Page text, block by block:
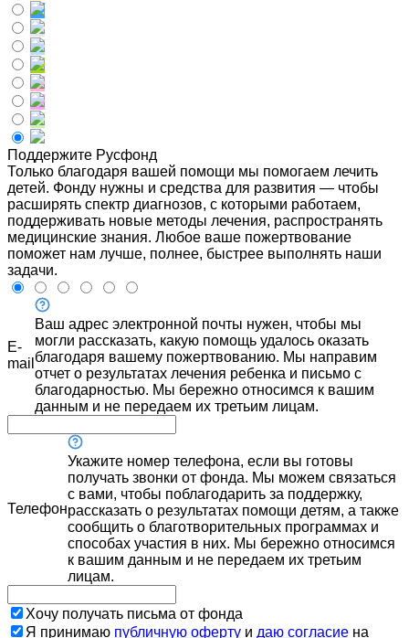
Поддержите Русфонд
Только благодаря вашей помощи мы помогаем лечить
детей. Фонду нужны и средства для развития — чтобы
расширять спектр диагнозов, с которыми работаем,
поддерживать новые методы лечения, распространять
медицинские знания. Любое ваше пожертвование
поможет нам лучше, полнее, быстрее выполнять наши
задачи.
E-
mail
Ваш адрес электронной почты нужен, чтобы мы
могли рассказать, какую помощь удалось оказать
благодаря вашему пожертвованию. Мы направим
отчет о результатах лечения ребенка и письмо с
благодарностью. Мы бережно относимся к вашим
данным и не передаем их третьим лицам.
Телефон
Укажите номер телефона, если вы готовы
получать звонки от фонда. Мы можем связаться
с вами, чтобы поблагодарить за поддержку,
рассказать о результатах помощи детям, а также
сообщить о благотворительных программах и
способах участия в них. Мы бережно относимся
к вашим данным и не передаем их третьим
лицам.
Хочу получать письма от фонда
Я принимаю публичную оферту и даю согласие на